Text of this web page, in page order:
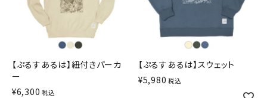
【ぷるすあるは】紐付きパーカ
ー
¥6,300 税込
【ぷるすあるは】スウェット
¥5,980 税込